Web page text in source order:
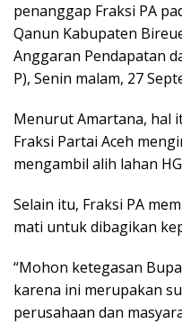
penanggap Fraksi PA
Qanun Kabupaten
Anggaran Pendapatan
P), Senin malam, 27
Menurut Amartana, hal
Fraksi Partai Aceh
mengambil alih lahan
Selain itu, Fraksi PA
mati untuk dibagikan
“Mohon ketegasan
karena ini merupakan
perusahaan dan